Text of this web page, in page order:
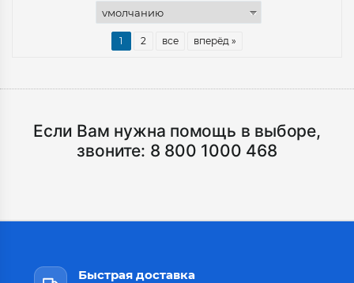
1 2 все вперёд »
Если Вам нужна помощь в выборе,
звоните: 8 800 1000 468
Быстрая доставка